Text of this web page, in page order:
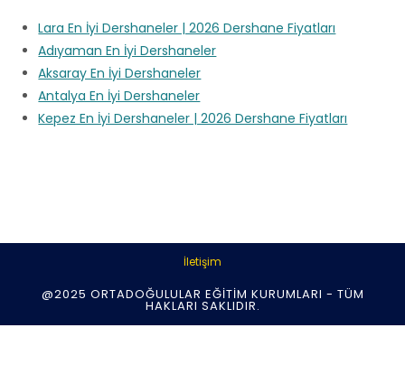
Lara En İyi Dershaneler | 2026 Dershane Fiyatları
Adıyaman En İyi Dershaneler
Aksaray En İyi Dershaneler
Antalya En İyi Dershaneler
Kepez En İyi Dershaneler | 2026 Dershane Fiyatları
İletişim
@2025 ORTADOĞULULAR EĞITIM KURUMLARI - TÜM
HAKLARI SAKLIDIR.